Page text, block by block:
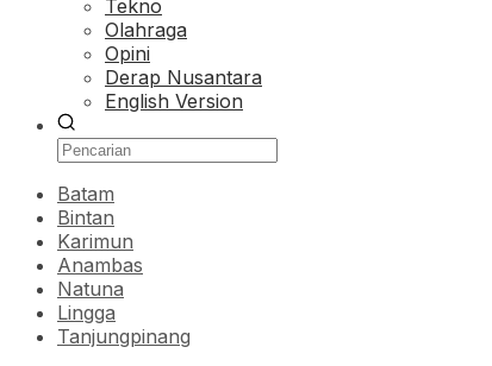
Tekno
Olahraga
Opini
Derap Nusantara
English Version
Batam
Bintan
Karimun
Anambas
Natuna
Lingga
Tanjungpinang